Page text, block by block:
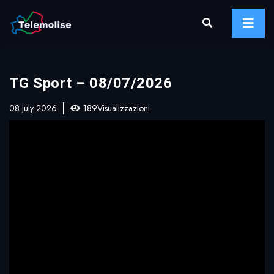
TG Sport – 08/07/2026
08 July 2026 189Visualizzazioni